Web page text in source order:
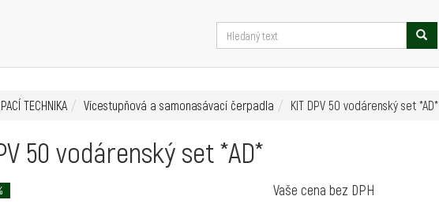
TECHNIKA Vícestupňová a samonasávací čerpadla KIT DPV 50 vodárenský set *AD*
50 vodárenský set *AD*
Vaše cena bez DPH